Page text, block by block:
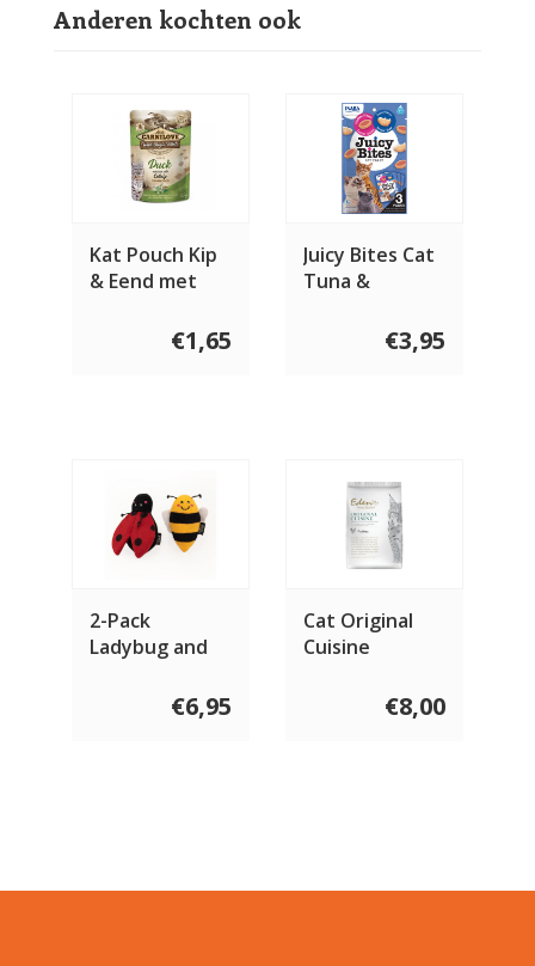
Anderen kochten ook
Kat Pouch Kip
& Eend met
€1,65
Juicy Bites Cat
Tuna &
€3,95
2-Pack
Ladybug and
€6,95
Cat Original
Cuisine
€8,00